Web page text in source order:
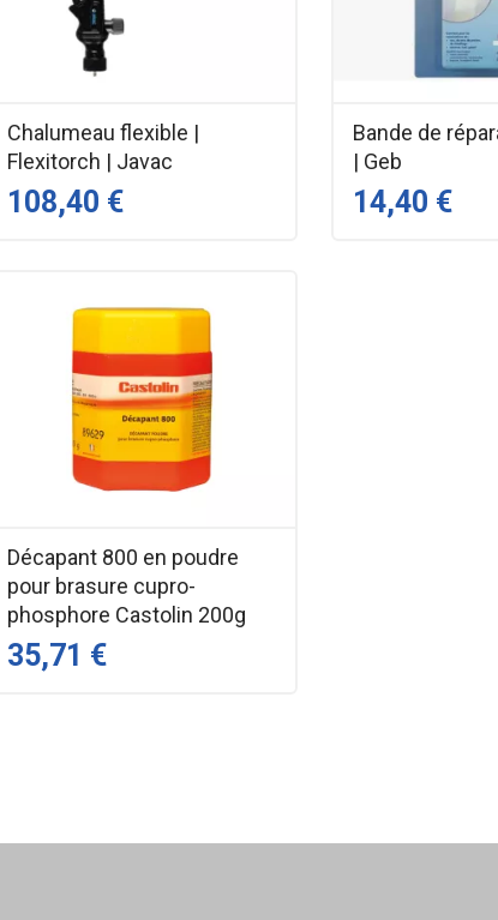
Chalumeau flexible |
Flexitorch | Javac
108,40 €
Bande de
| Geb
14,40 €
Décapant 800 en poudre
pour brasure cupro-
phosphore Castolin 200g
35,71 €